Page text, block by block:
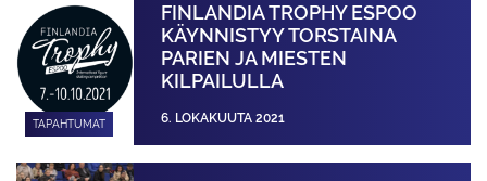
TAPAHTUMAT
FINLANDIA TROPHY ESPOO
KÄYNNISTYY TORSTAINA
PARIEN JA MIESTEN
KILPAILULLA
6. LOKAKUUTA 2021